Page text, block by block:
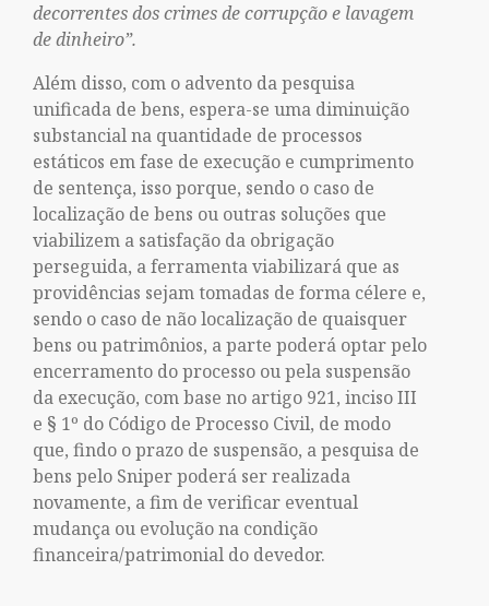
decorrentes dos crimes de corrupção e lavagem
de dinheiro”.
Além disso, com o advento da pesquisa
unificada de bens, espera-se uma diminuição
substancial na quantidade de processos
estáticos em fase de execução e cumprimento
de sentença, isso porque, sendo o caso de
localização de bens ou outras soluções que
viabilizem a satisfação da obrigação
perseguida, a ferramenta viabilizará que as
providências sejam tomadas de forma célere e,
sendo o caso de não localização de quaisquer
bens ou patrimônios, a parte poderá optar pelo
encerramento do processo ou pela suspensão
da execução, com base no artigo 921, inciso III
e § 1º do Código de Processo Civil, de modo
que, findo o prazo de suspensão, a pesquisa de
bens pelo Sniper poderá ser realizada
novamente, a fim de verificar eventual
mudança ou evolução na condição
financeira/patrimonial do devedor.